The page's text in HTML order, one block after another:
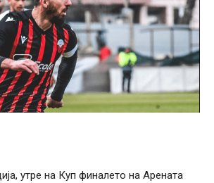
утре на Куп финалето на Арената